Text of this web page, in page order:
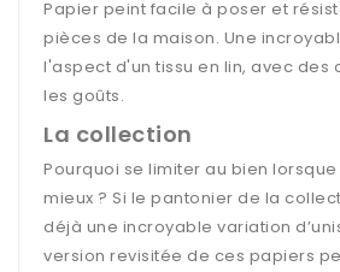
Papier peint facile à poser et
pièces de la maison. Une
l'aspect d'un tissu en lin, avec des
les goûts.
La collection
Pourquoi se limiter au bien lorsque
mieux ? Si le pantonier de la
déjà une incroyable variation
version revisitée de ces papiers